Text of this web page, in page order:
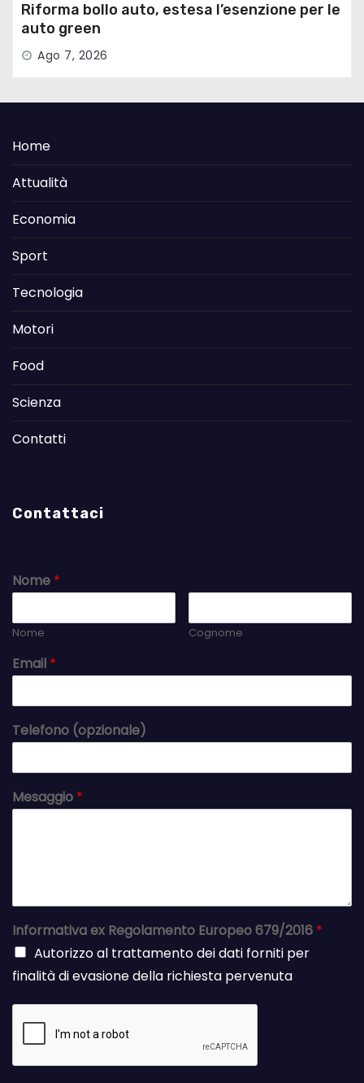
Riforma bollo auto, estesa l’esenzione per le
auto green
Ago 7, 2026
Home
Attualità
Economia
Sport
Tecnologia
Motori
Food
Scienza
Contatti
Contattaci
Nome *
Nome Cognome
Email *
Telefono (opzionale)
Mesaggio *
Informativa ex Regolamento Europeo 679/2016 *
Autorizzo al trattamento dei dati forniti per
finalità di evasione della richiesta pervenuta